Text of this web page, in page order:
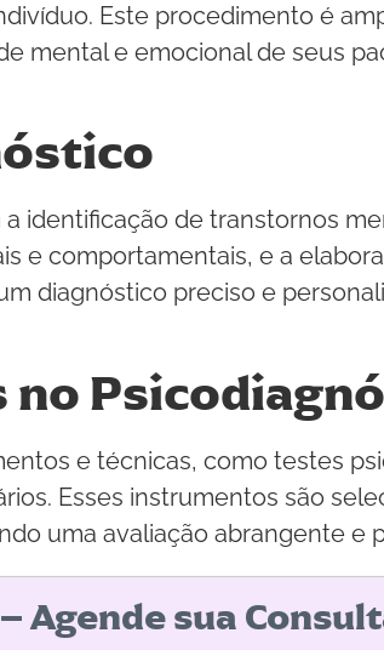
Este procedimento é
mental e emocional de seus
identificação de transtornos
e comportamentais, e a
diagnóstico preciso e
e técnicas, como testes
Esses instrumentos são
uma avaliação abrangente e
Agende sua